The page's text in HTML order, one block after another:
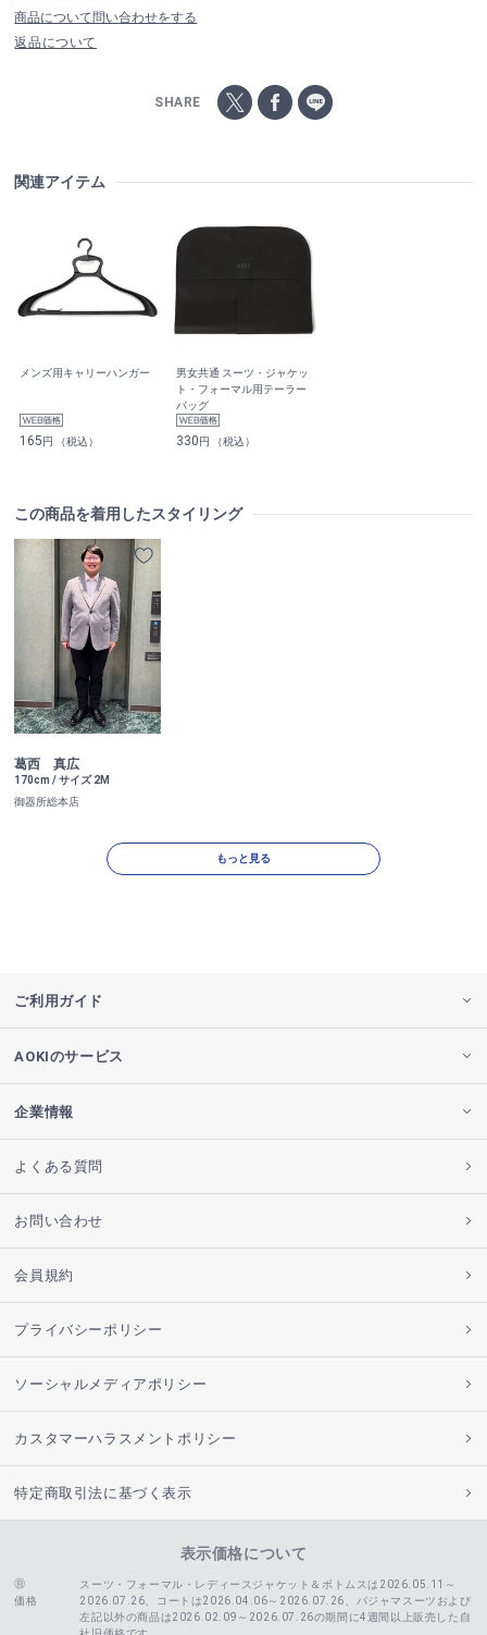
商品について問い合わせをする
返品について
SHARE
関連アイテム
メンズ用キャリーハンガー
165円 （税込）
男女共通 スーツ・ジャケッ
ト・フォーマル用テーラー
バッグ
330円 （税込）
この商品を着用したスタイリング
葛西 真広
170cm / サイズ 2M
御器所総本店
もっと見る
ご利用ガイド
AOKIのサービス
企業情報
よくある質問
お問い合わせ
会員規約
プライバシーポリシー
ソーシャルメディアポリシー
カスタマーハラスメントポリシー
特定商取引法に基づく表示
表示価格について
価格
スーツ・フォーマル・レディースジャケット＆ボトムスは2026.05.11～
2026.07.26、コートは2026.04.06～2026.07.26、 パジャマスーツおよび
左記以外の商品は2026.02.09～2026.07.26の期間に4週間以上販売した自